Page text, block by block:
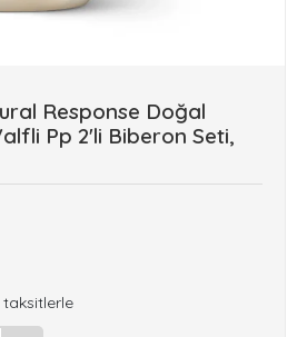
Response Doğal
Pp 2'li Biberon Seti,